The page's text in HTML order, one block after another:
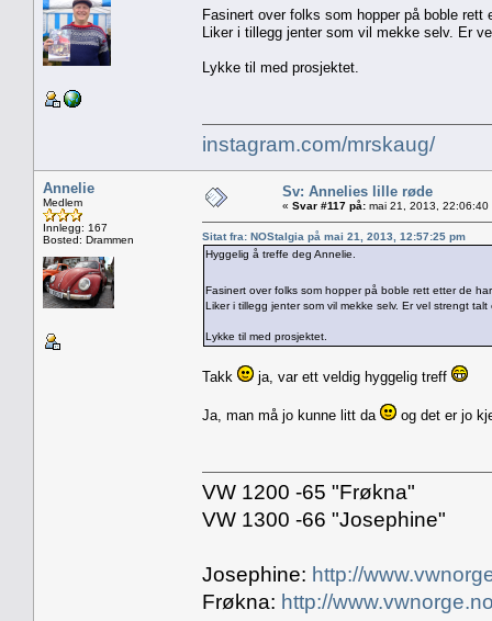
Fasinert over folks som hopper på boble
Liker i tillegg jenter som vil mekke selv. Er
Lykke til med prosjektet.
instagram.com/mrskaug/
Annelie
Medlem
Innlegg: 167
Bosted: Drammen
Sv: Annelies lille røde
« Svar #117 på: mai 21, 2013, 22:06:40
Sitat fra: NOStalgia på mai 21, 2013, 12:57:25 pm
Hyggelig å treffe deg Annelie.
Fasinert over folks som hopper på boble rett etter de
Liker i tillegg jenter som vil mekke selv. Er vel strengt
Lykke til med prosjektet.
Takk ja, var ett veldig hyggelig treff
Ja, man må jo kunne litt da og det er jo
VW 1200 -65 "Frøkna"
VW 1300 -66 "Josephine"
Josephine: http://
Frøkna: http://